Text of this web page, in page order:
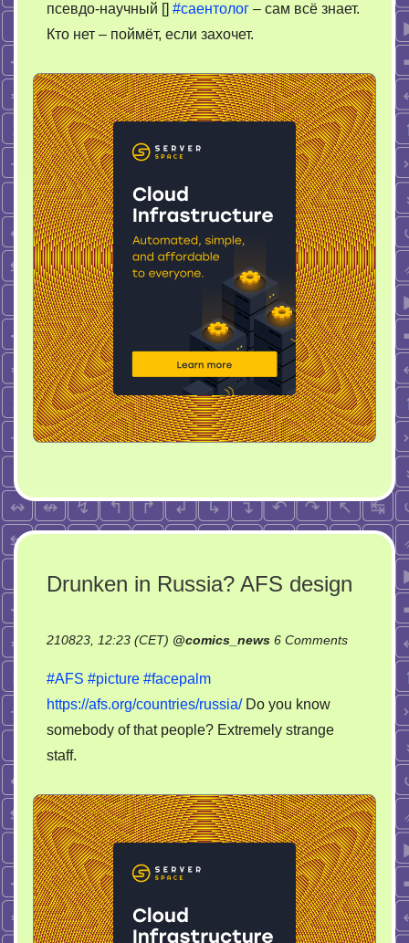
псевдо-научный [] #саентолог – сам всё знает.
Кто нет – поймёт, если захочет.
Drunken in Russia? AFS design
210823, 12:23 (CET) @comics_news 6 Commentson
Drunken
#AFS #picture #facepalm
https://afs.org/countries/russia/Do you know
somebody of that people? Extremely strange
staff.